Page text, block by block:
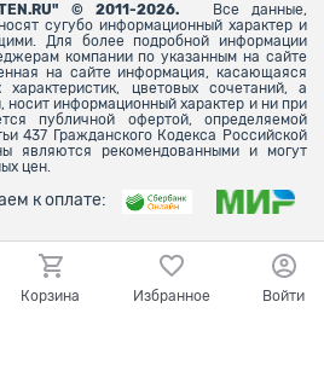
© 2011-2026.
Все данные,
сугубо информационный характер и
Для более подробной информации
компании по указанным на сайте
на сайте информация, касающаяся
характеристик, цветовых сочетаний, а
носит информационный характер и ни при
публичной офертой, определяемой
437 Гражданского Кодекса Российской
являются рекомендованными и могут
цен.
к оплате:
Корзина Избранное Войти